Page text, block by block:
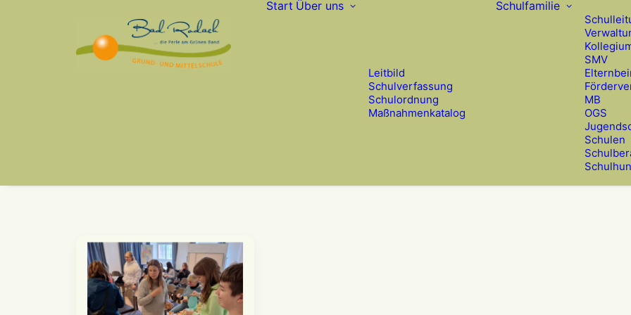
Start Über uns
Leitbild
Schulverfassung
Schulordnung
Maßnahmenkatalog
Schulfamilie
SMV
MB
OGS
Schulen